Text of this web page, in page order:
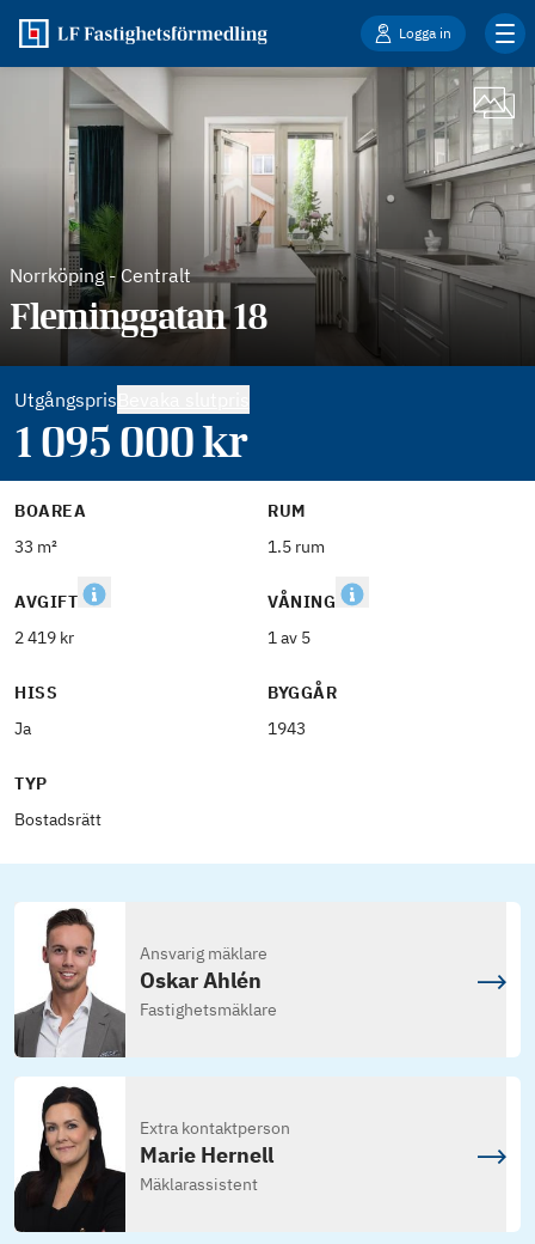
Logga in
Norrköping-Centralt
Fleminggatan 18
Utgångspris
1 095 000kr
BOAREA
33 m²
RUM
1.5 rum
AVGIFT
2 419 kr
VÅNING
1 av 5
HISS
Ja
BYGGÅR
1943
TYP
Bostadsrätt
Ansvarig mäklare
Oskar Ahlén
Fastighetsmäklare
Extra kontaktperson
Marie Hernell
Mäklarassistent